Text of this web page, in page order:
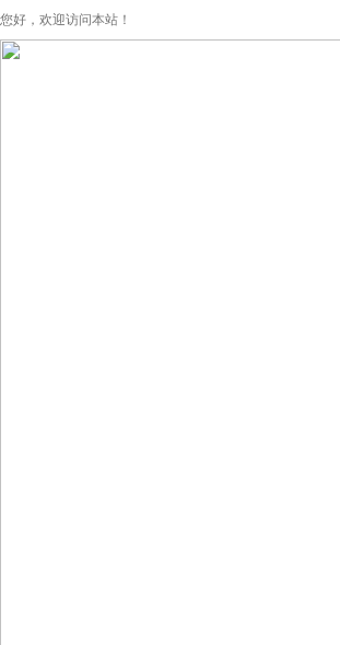
您好，欢迎访问本站！